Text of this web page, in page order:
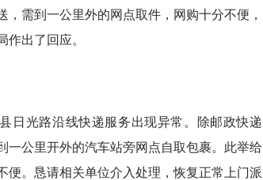
需到一公里外的网点取件，网购十分不便，
出了回应。
日光路沿线快递服务出现异常。除邮政快递
一公里开外的汽车站旁网点自取包裹。此举给
便。恳请相关单位介入处理，恢复正常上门派